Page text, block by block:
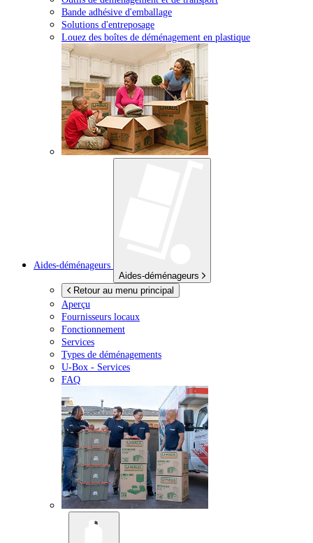
Bande adhésive d'emballage
Solutions d'entreposage
Louez des boîtes de déménagement en plastique
Aides-déménageurs
Aides-déménageurs
Retour au menu principal
Aperçu
Fournisseurs locaux
Fonctionnement
Services
Types de déménagements
U-Box - Services
FAQ